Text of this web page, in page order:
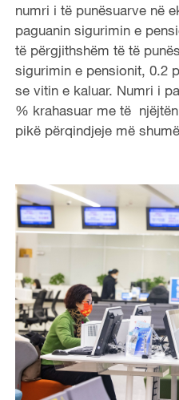
numri i të punësuarve në
paguanin sigurimin e
të përgjithshëm të të
sigurimin e pensionit, 0.2
se vitin e kaluar. Numri i
% krahasuar me të
pikë përqindjeje më